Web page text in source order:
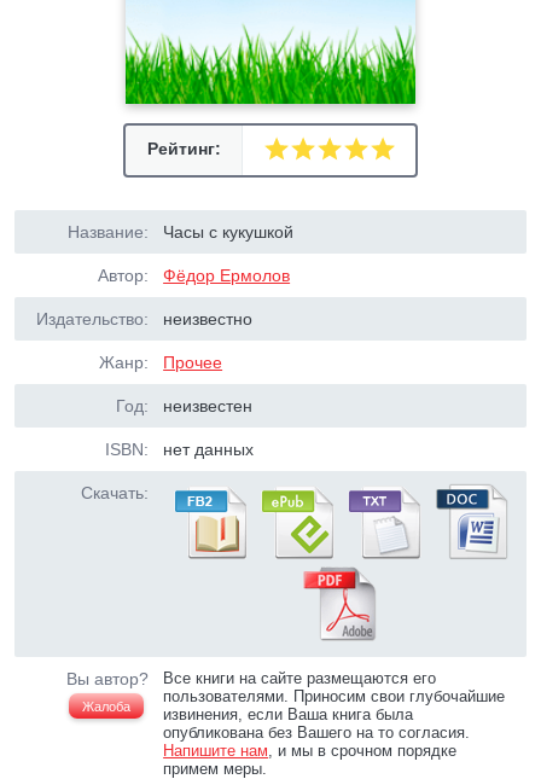
Рейтинг:
Название: Часы с кукушкой
Автор: Фёдор Ермолов
Издательство: неизвестно
Жанр: Прочее
Год: неизвестен
ISBN: нет данных
Скачать:
Вы автор?
Жалоба
Все книги на сайте размещаются его
пользователями. Приносим свои глубочайшие
извинения, если Ваша книга была
опубликована без Вашего на то согласия.
Напишите нам, и мы в срочном порядке
примем меры.